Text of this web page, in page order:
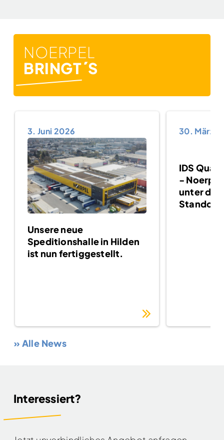
NOERPEL
BRINGT´S
3. Juni 2026
Unsere neue
Speditionshalle in Hilden
ist nun fertiggestellt.
30. März
IDS
-
unter
» Alle News
Interessiert?